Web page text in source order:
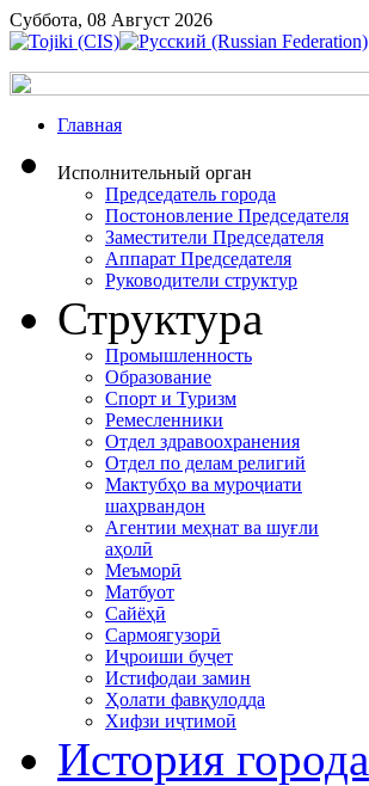
Суббота, 08 Август 2026
Главная
Исполнительный орган
Председатель города
Постоновление Председателя
Заместители Председателя
Аппарат Председателя
Руководители структур
Структура
Промышленность
Образование
Спорт и Туризм
Ремесленники
Отдел здравоохранения
Отдел по делам религий
Мактубҳо ва муроҷиати
шаҳрвандон
Агентии меҳнат ва шуғли
аҳолӣ
Меъморӣ
Матбуот
Сайёҳӣ
Сармоягузорӣ
Иҷроиши буҷет
Истифодаи замин
Ҳолати фавқулодда
Хифзи иҷтимоӣ
История города